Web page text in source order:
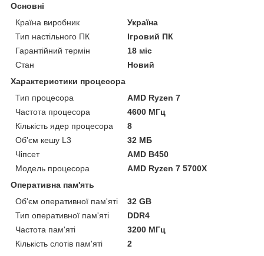
Основні
Країна виробник
Україна
Тип настільного ПК
Ігровий ПК
Гарантійний термін
18 міс
Стан
Новий
Характеристики процесора
Тип процесора
AMD Ryzen 7
Частота процесора
4600 МГц
Кількість ядер процесора
8
Об'єм кешу L3
32 МБ
Чіпсет
AMD B450
Модель процесора
AMD Ryzen 7 5700X
Оперативна пам'ять
Об'єм оперативної пам'яті
32 GB
Тип оперативної пам'яті
DDR4
Частота пам'яті
3200 МГц
Кількість слотів пам'яті
2